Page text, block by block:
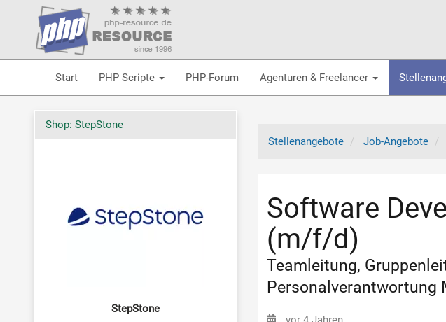
Start PHP Scripte PHP-Forum Agenturen & Freelancer
Stellenangebote Job-Angebote
Software
(m/f/d)
Teamleitung,
Personalverantwortung
Shop: StepStone
StepStone